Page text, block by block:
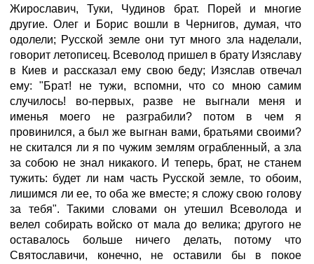
Жирославич, Туки, Чудинов брат. Порей и многие
другие. Олег и Борис вошли в Чернигов, думая, что
одолели; Русской земле они тут много зла наделали,
говорит летописец. Всеволод пришел в брату Изяславу
в Киев и рассказал ему свою беду; Изяслав отвечал
ему: "Брат! не тужи, вспомни, что со мною самим
случилось! во-первых, разве не выгнали меня и
именья моего не разграбили? потом в чем я
провинился, а был же выгнан вами, братьями своими?
не скитался ли я по чужим землям ограбленный, а зла
за собою не знал никакого. И теперь, брат, не станем
тужить: будет ли нам часть Русской земле, то обоим,
лишимся ли ее, то оба же вместе; я сложу свою голову
за тебя". Такими словами он утешил Всеволода и
велел собирать войско от мала до велика; другого не
оставалось больше ничего делать, потому что
Святославичи, конечно, не оставили бы в покое